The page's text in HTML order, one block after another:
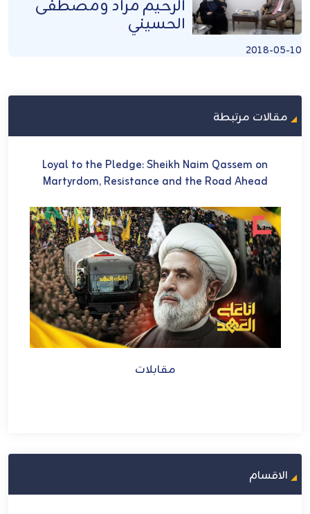
الرحيم مراد ومصطفى
الحسيني
2018-05-10
مقالات مرتبطة
Loyal to the Pledge: Sheikh Naim Qassem on
Martyrdom, Resistance and the Road Ahead
مقابلات
الاقسام